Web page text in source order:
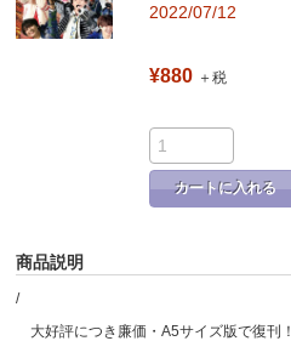
2022/07/12
¥880 ＋税
カートに入れる
商品説明
/
大好評につき廉価・A5サイズ版で復刊！